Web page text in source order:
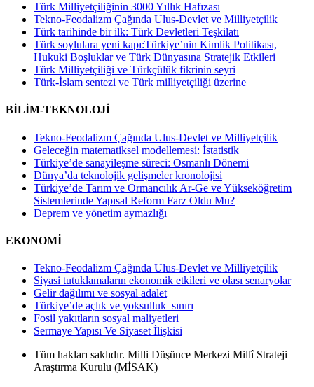
Türk Milliyetçiliğinin 3000 Yıllık Hafızası
Tekno-Feodalizm Çağında Ulus-Devlet ve Milliyetçilik
Türk tarihinde bir ilk: Türk Devletleri Teşkilatı
Türk soylulara yeni kapı:Türkiye’nin Kimlik Politikası,
Hukuki Boşluklar ve Türk Dünyasına Stratejik Etkileri
Türk Milliyetçiliği ve Türkçülük fikrinin seyri
Türk-İslam sentezi ve Türk milliyetçiliği üzerine
BİLİM-TEKNOLOJİ
Tekno-Feodalizm Çağında Ulus-Devlet ve Milliyetçilik
Geleceğin matematiksel modellemesi: İstatistik
Türkiye’de sanayileşme süreci: Osmanlı Dönemi
Dünya’da teknolojik gelişmeler kronolojisi
Türkiye’de Tarım ve Ormancılık Ar-Ge ve Yükseköğretim
Sistemlerinde Yapısal Reform Farz Oldu Mu?
Deprem ve yönetim aymazlığı
EKONOMİ
Tekno-Feodalizm Çağında Ulus-Devlet ve Milliyetçilik
Siyasi tutuklamaların ekonomik etkileri ve olası senaryolar
Gelir dağılımı ve sosyal adalet
Türkiye’de açlık ve yoksulluk sınırı
Fosil yakıtların sosyal maliyetleri
Sermaye Yapısı Ve Siyaset İlişkisi
Tüm hakları saklıdır. Milli Düşünce Merkezi Millî Strateji
Araştırma Kurulu (MİSAK)